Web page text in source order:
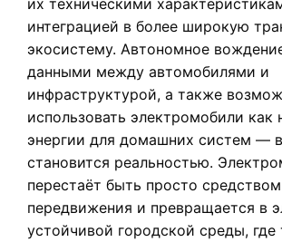
интеграцией в более широкую
экосистему. Автономное
данными между автомобилями и
инфраструктурой, а также
использовать электромобили как
энергии для домашних систем —
становится реальностью.
перестаёт быть просто средством
передвижения и превращается в
устойчивой городской среды, где